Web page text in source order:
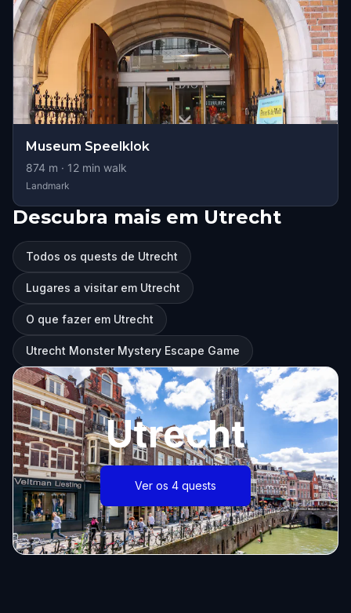
Museum Speelklok
874 m · 12 min walk
Landmark
Descubra mais em Utrecht
Todos os quests de Utrecht
Lugares a visitar em Utrecht
O que fazer em Utrecht
Utrecht Monster Mystery Escape Game
Utrecht
Ver os 4 quests